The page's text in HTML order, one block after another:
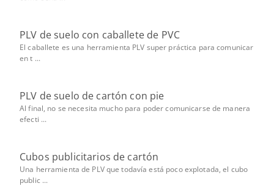
PLV de suelo con caballete de PVC
El caballete es una herramienta PLV super práctica para comunicar
en t ...
PLV de suelo de cartón con pie
Al final, no se necesita mucho para poder comunicarse de manera
efecti ...
Cubos publicitarios de cartón
Una herramienta de PLV que todavía está poco explotada, el cubo
public ...